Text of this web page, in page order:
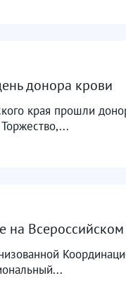
донора крови
края прошли
на